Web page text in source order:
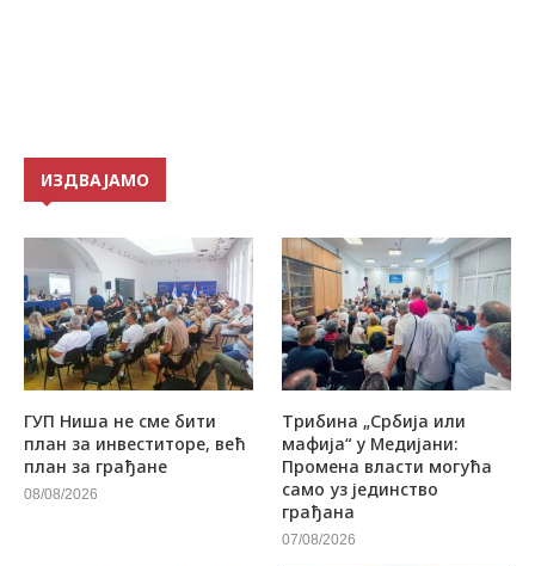
ИЗДВАЈАМО
ГУП Ниша не сме бити
план за инвеститоре, већ
план за грађане
08/08/2026
Трибина „Србија или
мафија“ у Медијани:
Промена власти могућа
само уз јединство
грађана
07/08/2026